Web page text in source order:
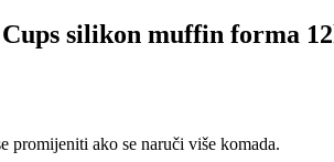
silikon muffin forma
promijeniti ako se naruči više komada.